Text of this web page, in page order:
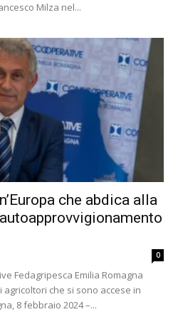
Milza nel...
che abdica alla
0
Fedagripesca Emilia Romagna
che si sono accese in
8 febbraio 2024 –...